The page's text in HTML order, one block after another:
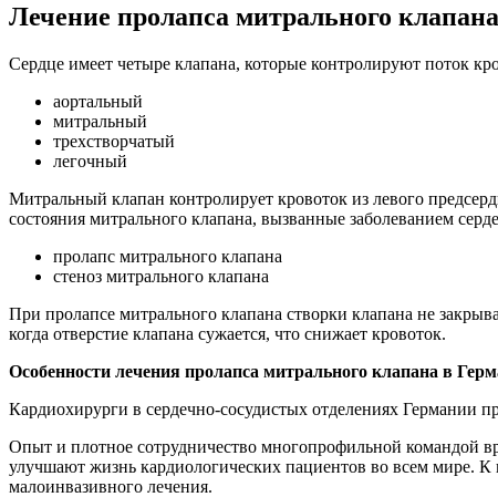
Лечение пролапса митрального
Сердце имеет четыре клапана, которые контролируют поток
аортальный
митральный
трехстворчатый
легочный
Митральный клапан контролирует кровоток из левого
состояния митрального клапана, вызванные заболеванием
пролапс митрального клапана
стеноз митрального клапана
При пролапсе митрального клапана створки клапана не
когда отверстие клапана сужается, что снижает кровоток.
Особенности лечения пролапса митрального клапана в
Кардиохирурги в сердечно-сосудистых отделениях Германии
Опыт и плотное сотрудничество многопрофильной командой
улучшают жизнь кардиологических пациентов во всем мире. К
малоинвазивного лечения.